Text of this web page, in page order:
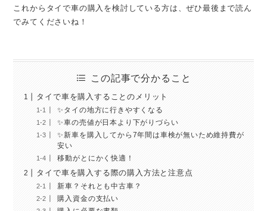
これからタイで車の購入を検討している方は、ぜひ最後まで読ん
でみてくださいね！
この記事で分かること
タイで車を購入することのメリット
✨タイの地方に行きやすくなる
✨車の売値が日本より下がりづらい
✨新車を購入してから7年間は車検が無いため維持費が
安い
移動がとにかく快適！
タイで車を購入する際の購入方法と注意点
新車？それとも中古車？
購入資金の支払い